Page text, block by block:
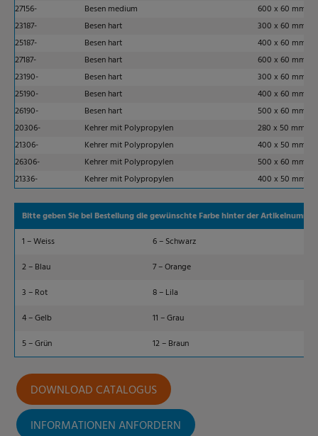
27156-
Besen medium
600 x 60 mm
23187-
Besen hart
300 x 60 mm
25187-
Besen hart
400 x 60 mm
27187-
Besen hart
600 x 60 mm
23190-
Besen hart
300 x 60 mm
25190-
Besen hart
400 x 60 mm
26190-
Besen hart
500 x 60 mm
20306-
Kehrer mit Polypropylen
280 x 50 mm
21306-
Kehrer mit Polypropylen
400 x 50 mm
26306-
Kehrer mit Polypropylen
500 x 60 mm
21336-
Kehrer mit Polypropylen 400 x 50 mm
Bitte geben Sie bei Bestellung die gewünschte Farbe hinter der
1 – Weiss
6 – Schwarz
2 – Blau
7 – Orange
3 – Rot
8 – Lila
4 – Gelb
11 – Grau
5 – Grün
12 – Braun
DOWNLOAD CATALOGUS
INFORMATIONEN ANFORDERN